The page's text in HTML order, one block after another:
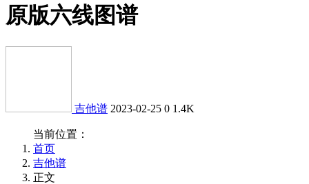
原版六线图谱
吉他谱 2023-02-25 0 1.4K
当前位置：
首页
吉他谱
正文